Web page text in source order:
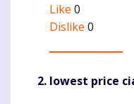
Like 0
Dislike 0
lowest price